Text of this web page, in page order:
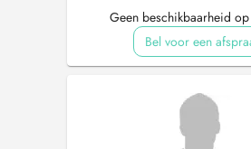
Geen beschikbaarheid
Bel voor een